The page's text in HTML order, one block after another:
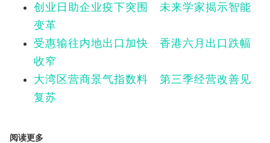
创业日助企业疫下突围 未来学家揭示智能
变革
受惠输往内地出口加快 香港六月出口跌幅
收窄
大湾区营商景气指数料 第三季经营改善见
复苏
阅读更多